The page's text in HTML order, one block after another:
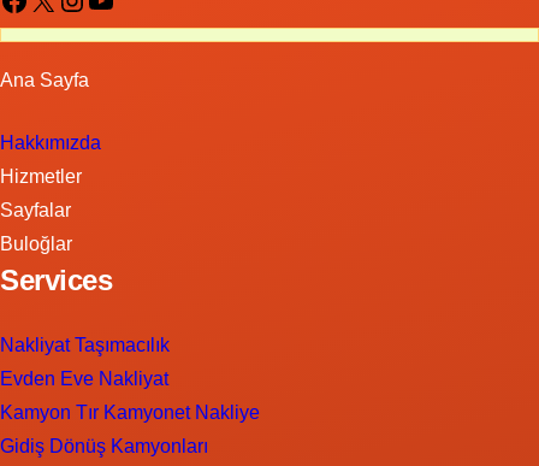
Ana Sayfa
Hakkımızda
Hizmetler
Sayfalar
Buloğlar
Services
Nakliyat Taşımacılık
Evden Eve Nakliyat
Kamyon Tır Kamyonet Nakliye
Gidiş Dönüş Kamyonları